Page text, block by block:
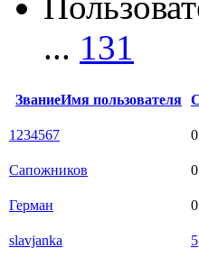
... 131
ЗваниеИмя пользователя
1234567 0
Сапожников 0
Герман 0
slavjanka 5